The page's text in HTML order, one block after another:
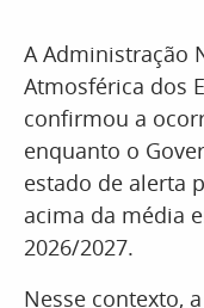
A Administração
Atmosférica dos
confirmou a
enquanto o
estado de alerta
acima da média
2026/2027.
Nesse contexto,